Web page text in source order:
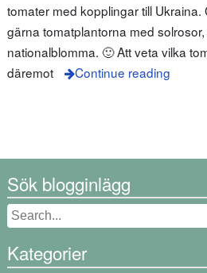
tomater med kopplingar till
gärna tomatplantorna med
nationalblomma. 🙂 Att veta vilka
däremot
Continue reading
Sök blogginlägg
Kategorier